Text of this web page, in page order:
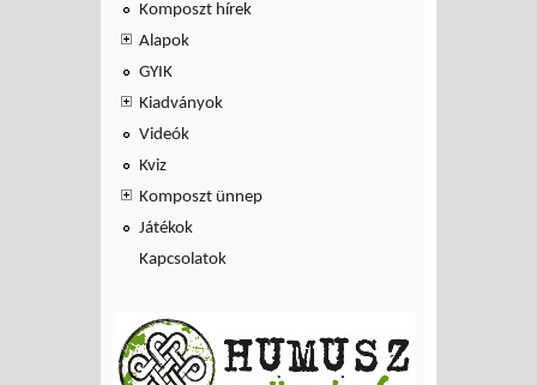
Komposzt hírek
Alapok
GYIK
Kiadványok
Videók
Kviz
Komposzt ünnep
Játékok
Kapcsolatok